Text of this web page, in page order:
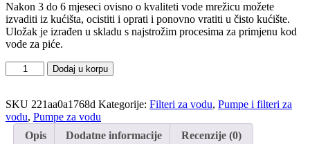
Nakon 3 do 6 mjeseci ovisno o kvaliteti vode mrežicu možete
izvaditi iz kućišta, ocistiti i oprati i ponovno vratiti u čisto kućište.
Uložak je izrađen u skladu s najstrožim procesima za primjenu kod
vode za piće.
Filter
za
mehaničkih
nečistoća
(mrežica)
Dodaj u korpu
SKU 221aa0a1768d Kategorije: Filteri za vodu, Pumpe i filteri za
vodu, Pumpe za vodu
Opis
Dodatne informacije Recenzije (0)